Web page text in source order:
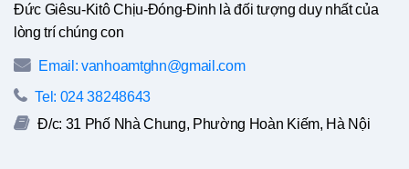
Đức Giêsu-Kitô Chịu-Đóng-Đinh là đối tượng duy nhất của
lòng trí chúng con
Email: vanhoamtghn@gmail.com
Tel: 024 38248643
Đ/c: 31 Phố Nhà Chung, Phường Hoàn Kiếm, Hà Nội